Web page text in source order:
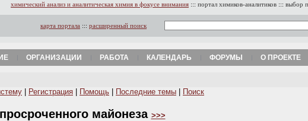
химический анализ и аналитическая химия в фокусе внимания ::: портал химиков-аналитиков ::: выбор
карта портала ::: расширенный поиск
ОРГАНИЗАЦИИ РАБОТА КАЛЕНДАРЬ ФОРУМЫ О ПРОЕКТЕ
Регистрация Помощь Последние темы Поиск
майонеза >>>